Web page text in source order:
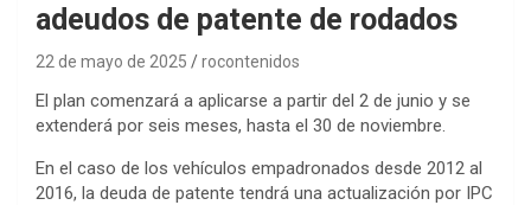
adeudos de patente de rodados
22 de mayo de 2025 rocontenidos
El plan comenzará a aplicarse a partir del 2 de junio y se
extenderá por seis meses, hasta el 30 de noviembre.
En el caso de los vehículos empadronados desde 2012 al
2016, la deuda de patente tendrá una actualización por IPC